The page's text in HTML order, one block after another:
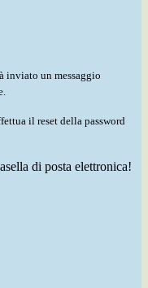
inviato un messaggio
il reset della password
di posta elettronica!